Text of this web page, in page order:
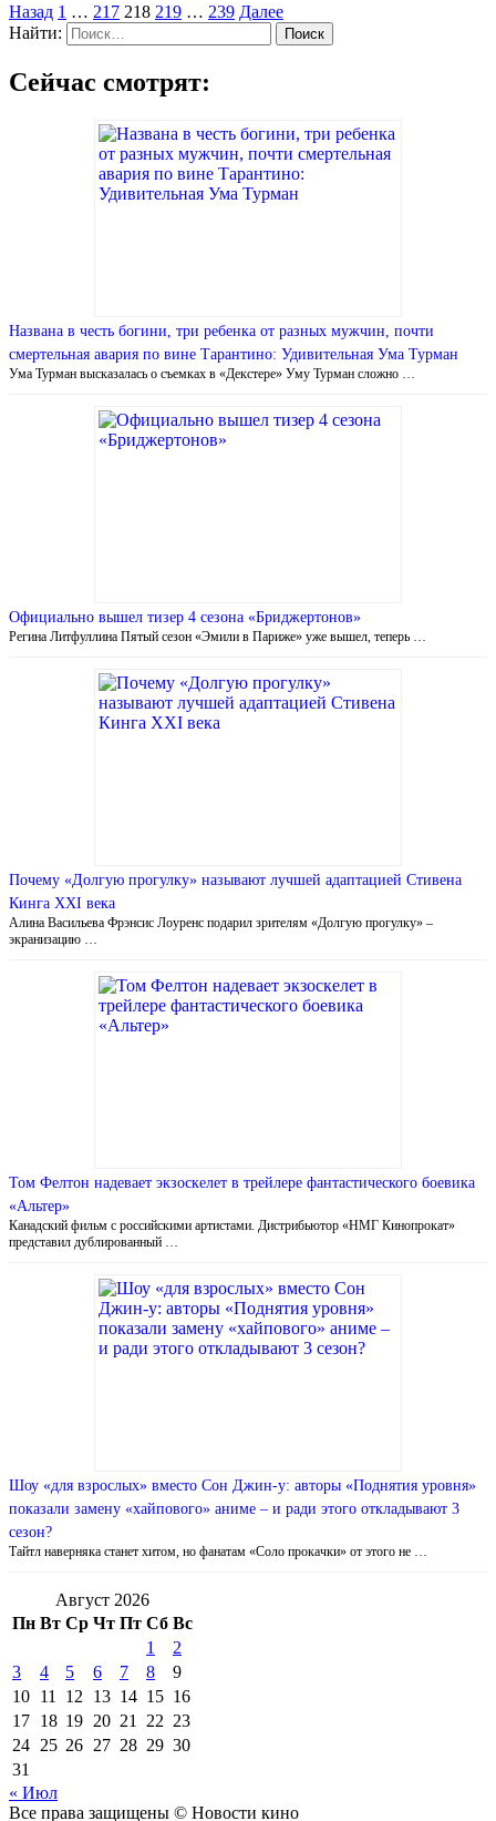
Назад 1 … 217 218 219 … 239 Далее
Найти:
Сейчас смотрят:
Названа в честь богини, три ребенка от разных мужчин, почти
смертельная авария по вине Тарантино: Удивительная Ума Турман
Ума Турман высказалась о съемках в «Декстере» Уму Турман сложно …
Официально вышел тизер 4 сезона «Бриджертонов»
Регина Литфуллина Пятый сезон «Эмили в Париже» уже вышел, теперь …
Почему «Долгую прогулку» называют лучшей адаптацией Стивена
Кинга XXI века
Алина Васильева Фрэнсис Лоуренс подарил зрителям «Долгую прогулку» –
экранизацию …
Том Фелтон надевает экзоскелет в трейлере фантастического боевика
«Альтер»
Канадский фильм с российскими артистами. Дистрибьютор «НМГ Кинопрокат»
представил дублированный …
Шоу «для взрослых» вместо Сон Джин-у: авторы «Поднятия уровня»
показали замену «хайпового» аниме – и ради этого откладывают 3
сезон?
Тайтл наверняка станет хитом, но фанатам «Соло прокачки» от этого не …
Август 2026
Пн Вт Ср Чт Пт Сб Вс
1
2
3
4 5 6 7 8
9
10 11 12 13 14 15 16
17 18 19 20 21 22 23
24 25 26 27 28 29 30
31
« Июл
Все права защищены © Новости кино